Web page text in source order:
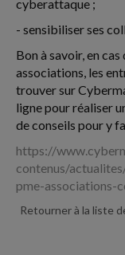
cyberattaque ;
- sensibiliser ses
Bon à savoir, en
associations, les
trouver sur
ligne pour réaliser
de conseils pour y
https://
contenus/
pme-associations-
Retourner à la liste